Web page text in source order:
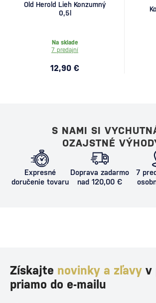
Old Herold Lieh Konzumný
0,5l
Na sklade
7 predajní
12,90 €
S NAMI SI
OZAJSTNÉ
Expresné
doručenie tovaru
Doprava zadarmo
nad 120,00 €
7
Získajte novinky a zľavy v
priamo do e-mailu